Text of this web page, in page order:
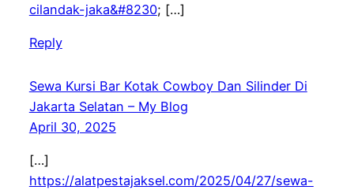
cilandak-jaka&#8230; […]
Reply
Sewa Kursi Bar Kotak Cowboy Dan Silinder Di
Jakarta Selatan – My Blog
April 30, 2025
[…]
https://alatpestajaksel.com/2025/04/27/sewa-